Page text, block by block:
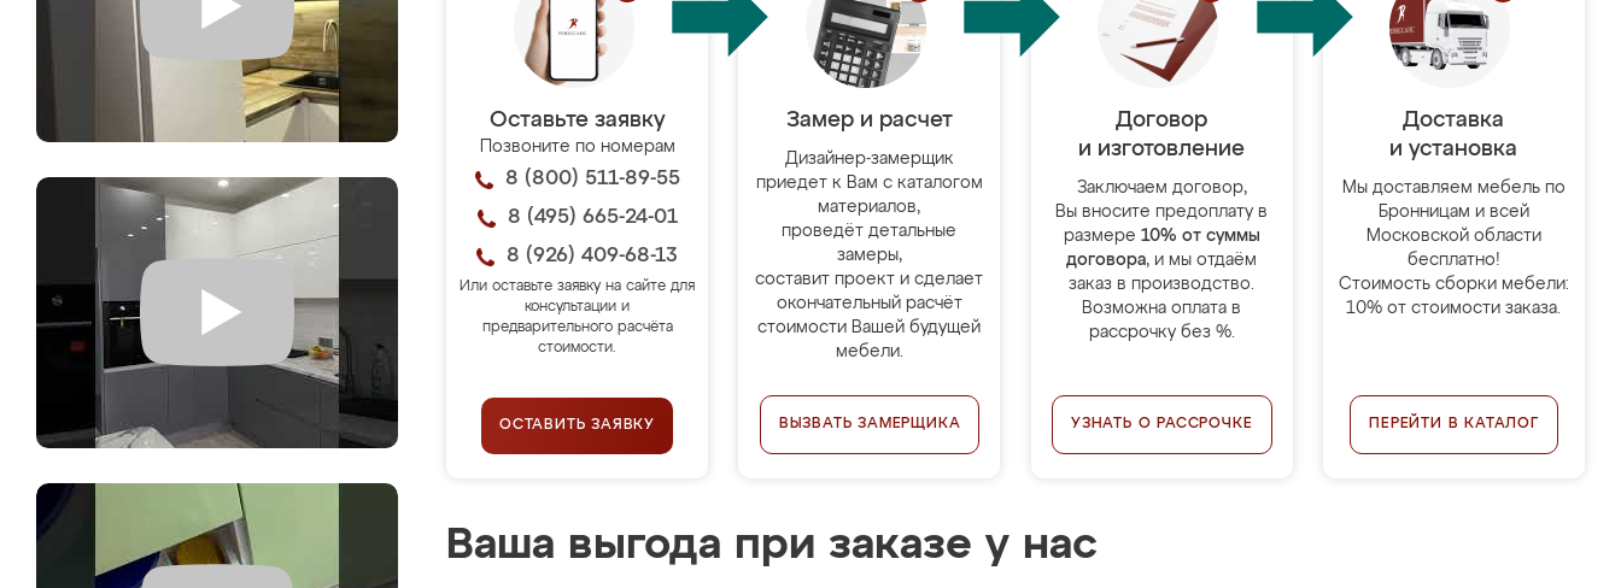
Оставьте заявку
Позвоните по номерам
8 (800) 511-89-55
8 (495) 665-24-01
8 (926) 409-68-13
Или оставьте заявку на сайте для
консультации и
предварительного расчёта
стоимости.
ОСТАВИТЬ ЗАЯВКУ
Замер и расчет
Дизайнер-замерщик
приедет к Вам с каталогом
материалов,
проведёт детальные
замеры,
составит проект и сделает
окончательный расчёт
стоимости Вашей будущей
мебели.
ВЫЗВАТЬ ЗАМЕРЩИКА
Договор
и изготовление
Заключаем договор,
Вы вносите предоплату в
размере 10% от суммы
договора, и мы отдаём
заказ в производство.
Возможна оплата в
рассрочку без %.
УЗНАТЬ О РАССРОЧКЕ
Доставка
и установка
Мы доставляем мебель по
Бронницам и всей
Московской области
бесплатно!
Стоимость сборки мебели:
10% от стоимости заказа.
ПЕРЕЙТИ В КАТАЛОГ
Ваша выгода при заказе у нас